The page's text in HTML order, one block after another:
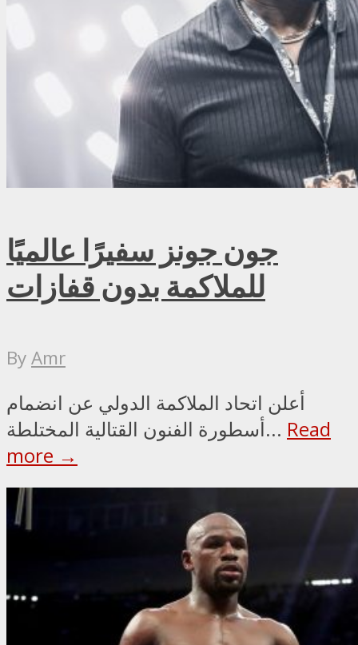
جون جونز سفيرًا عالميًا
للملاكمة بدون قفازات
ByAmr
أعلن اتحاد الملاكمة الدولي عن انضمام
أسطورة الفنون القتالية المختلطة... Read
more →